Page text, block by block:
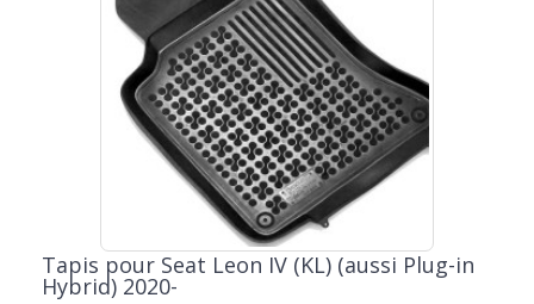
Tapis pour Seat Leon IV (KL) (aussi Plug-in
Hybrid) 2020-